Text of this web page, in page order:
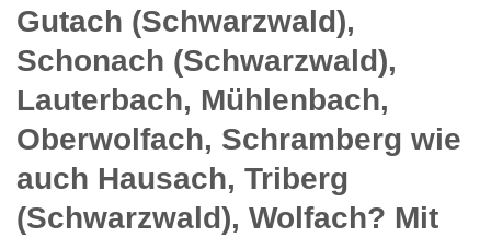
Gutach (Schwarzwald),
Schonach (Schwarzwald),
Lauterbach, Mühlenbach,
Oberwolfach, Schramberg wie
auch Hausach, Triberg
(Schwarzwald), Wolfach? Mit